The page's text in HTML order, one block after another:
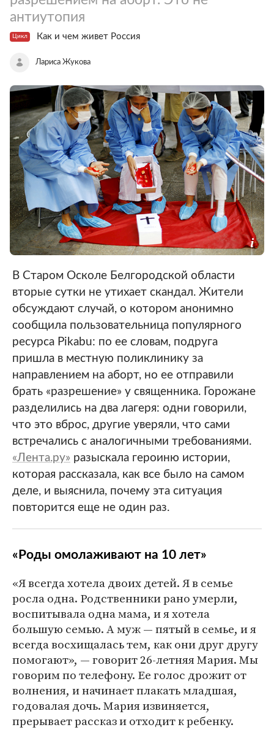
антиутопия
Цикл Как и чем живет Россия
Лариса Жукова
В Старом Осколе Белгородской области
вторые сутки не утихает скандал. Жители
обсуждают случай, о котором анонимно
сообщила пользовательница популярного
ресурса Pikabu: по ее словам, подруга
пришла в местную поликлинику за
направлением на аборт, но ее отправили
брать «разрешение» у священника. Горожане
разделились на два лагеря: одни говорили,
что это вброс, другие уверяли, что сами
встречались с аналогичными требованиями.
«Лента.ру» разыскала героиню истории,
которая рассказала, как все было на самом
деле, и выяснила, почему эта ситуация
повторится еще не один раз.
«Роды омолаживают на 10 лет»
«Я всегда хотела двоих детей. Я в семье
росла одна. Родственники рано умерли,
воспитывала одна мама, и я хотела
большую семью. А муж — пятый в семье, и я
всегда восхищалась тем, как они друг другу
помогают», — говорит 26-летняя Мария. Мы
говорим по телефону. Ее голос дрожит от
волнения, и начинает плакать младшая,
годовалая дочь. Мария извиняется,
прерывает рассказ и отходит к ребенку.